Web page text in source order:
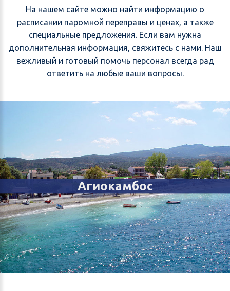
На нашем сайте можно найти информацию о
расписании паромной переправы и ценах, а также
специальные предложения. Если вам нужна
дополнительная информация, свяжитесь с нами. Наш
вежливый и готовый помочь персонал всегда рад
ответить на любые ваши вопросы.
Агиокамбос